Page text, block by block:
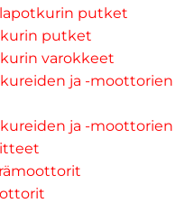
putket
putket
varokkeet
ja -moottorien
ja -moottorien